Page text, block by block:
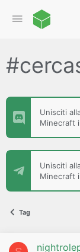
Unisciti
Minecraft
Unisciti
Minecraft
Tag